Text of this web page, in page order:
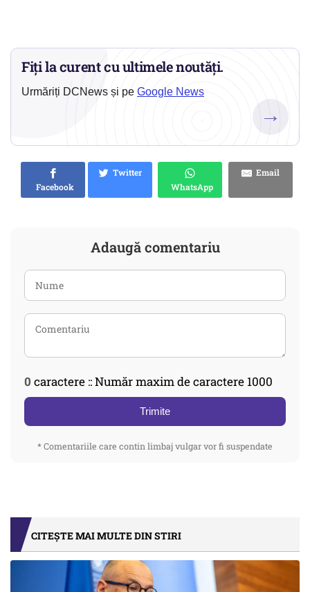
Fiți la curent cu ultimele noutăți.
Urmăriți DCNews și pe Google News
→
Facebook
Twitter
WhatsApp
Email
Adaugă comentariu
0 caractere :: Număr maxim de caractere 1000
Trimite
* Comentariile care contin limbaj vulgar vor fi suspendate
CITEȘTE MAI MULTE DIN STIRI